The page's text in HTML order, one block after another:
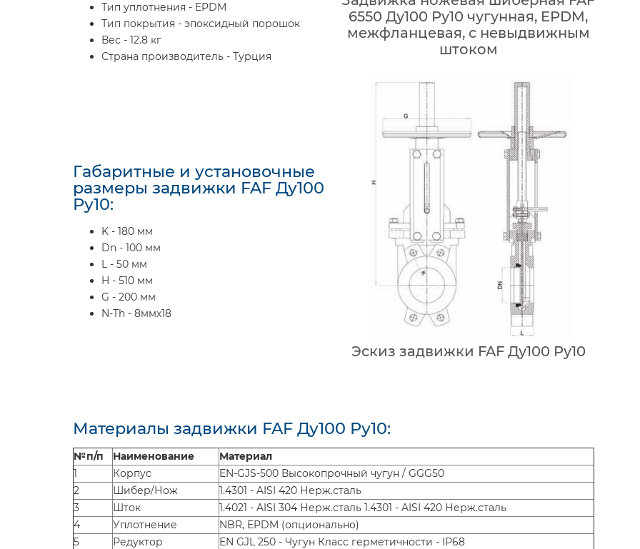
Тип уплотнения - EPDM
Тип покрытия - эпоксидный порошок
Вес - 12.8 кг
Страна производитель - Турция
6550 Ду100 Ру10 чугунная, EPDM,
межфланцевая, с невыдвижным
штоком
Габаритные и установочные
размеры задвижки FAF Ду100
Ру10:
K - 180 мм
Dn - 100 мм
L - 50 мм
H - 510 мм
G - 200 мм
N-Th - 8ммх18
Эскиз задвижки FAF Ду100 Ру10
Материалы задвижки FAF Ду100 Ру10:
№п/п Наименование
Материал
1
Корпус
EN-GJS-500 Высокопрочный чугун / GGG50
2
Шибер/Нож
1.4301 - AISI 420 Нерж.сталь
3
Шток
1.4021 - AISI 304 Нерж.сталь 1.4301 - AISI 420 Нерж.сталь
4
Уплотнение
NBR, EPDM (опционально)
5
Редуктор EN GJL 250 - Чугун Класс герметичности - IP68